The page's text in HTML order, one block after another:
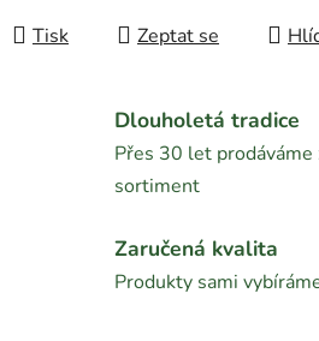
Tisk Zeptat se
Dlouholetá tradice
Přes 30 let
sortiment
Zaručená kvalita
Produkty sami